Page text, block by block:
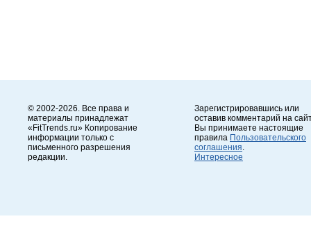
© 2002-2026. Все права и
материалы принадлежат
«FitTrends.ru» Копирование
информации только с
письменного разрешения
редакции.
Зарегистрировавшись или
оставив комментарий на
Вы принимаете настоящие
правила Пользовательского
соглашения
Интересное